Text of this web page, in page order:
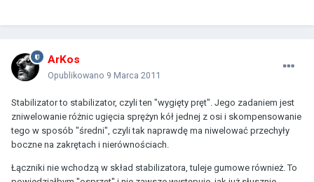
ArKos
Opublikowano 9 Marca 2011
Stabilizator to stabilizator, czyli ten "wygięty pręt". Jego zadaniem jest
zniwelowanie różnic ugięcia sprężyn kół jednej z osi i skompensowanie
tego w sposób "średni", czyli tak naprawdę ma niwelować przechyły
boczne na zakrętach i nierównościach.
Łączniki nie wchodzą w skład stabilizatora, tuleje gumowe również. To